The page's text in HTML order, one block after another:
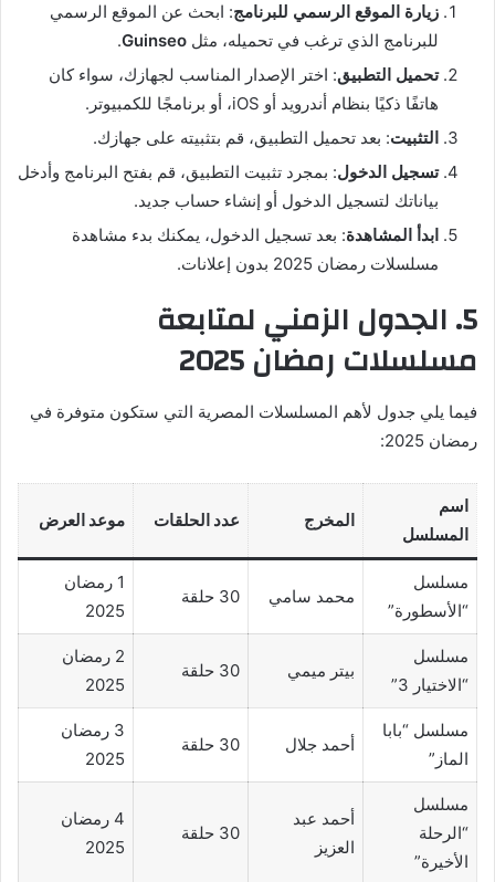
زيارة الموقع الرسمي للبرنامج: ابحث عن الموقع الرسمي
للبرنامج الذي ترغب في تحميله، مثل Guinseo
.
تحميل التطبيق: اختر الإصدار المناسب لجهازك، سواء كان
هاتفًا ذكيًا بنظام أندرويد أو iOS، أو برنامجًا للكمبيوتر.
التثبيت: بعد تحميل التطبيق، قم بتثبيته على جهازك.
تسجيل الدخول: بمجرد تثبيت التطبيق، قم بفتح البرنامج وأدخل
بياناتك لتسجيل الدخول أو إنشاء حساب جديد.
ابدأ المشاهدة: بعد تسجيل الدخول، يمكنك بدء مشاهدة
مسلسلات رمضان 2025 بدون إعلانات.
5. الجدول الزمني لمتابعة
مسلسلات رمضان 2025
فيما يلي جدول لأهم المسلسلات المصرية التي ستكون متوفرة في
رمضان 2025:
اسم
المسلسل
المخرج عدد الحلقات موعد العرض
مسلسل
“الأسطورة”
محمد سامي 30 حلقة
1 رمضان
2025
مسلسل
“الاختيار 3”
بيتر ميمي 30 حلقة
2 رمضان
2025
مسلسل “بابا
الماز”
أحمد جلال 30 حلقة
3 رمضان
2025
مسلسل
“الرحلة
الأخيرة”
أحمد عبد
العزيز
30 حلقة
4 رمضان
2025